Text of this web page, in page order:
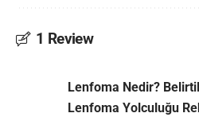
1 Review
Lenfoma Nedir?
Lenfoma Yolculuğu